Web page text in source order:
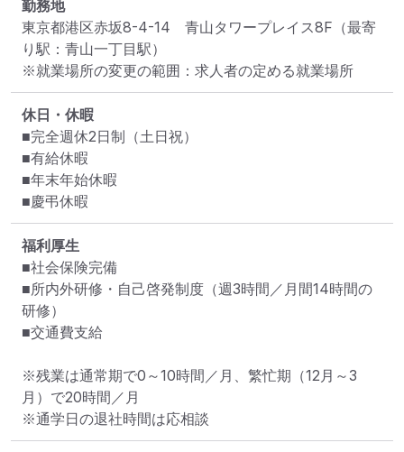
勤務地
東京都港区赤坂8-4-14　青山タワープレイス8F （最寄
り駅：青山一丁目駅）
※就業場所の変更の範囲：求人者の定める就業場所
休日・休暇
■完全週休2日制（土日祝）
■有給休暇
■年末年始休暇
■慶弔休暇
福利厚生
■社会保険完備
■所内外研修・自己啓発制度（週3時間／月間14時間の
研修）
■交通費支給
※残業は通常期で0～10時間／月、繁忙期（12月～3
月）で20時間／月
※通学日の退社時間は応相談